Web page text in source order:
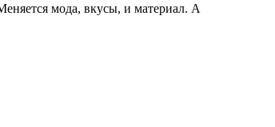
мода, вкусы, и материал. А